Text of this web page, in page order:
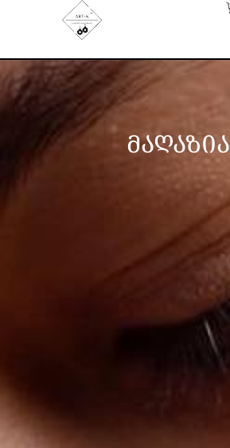
ᲛᲐᲦᲐᲖᲘᲐ